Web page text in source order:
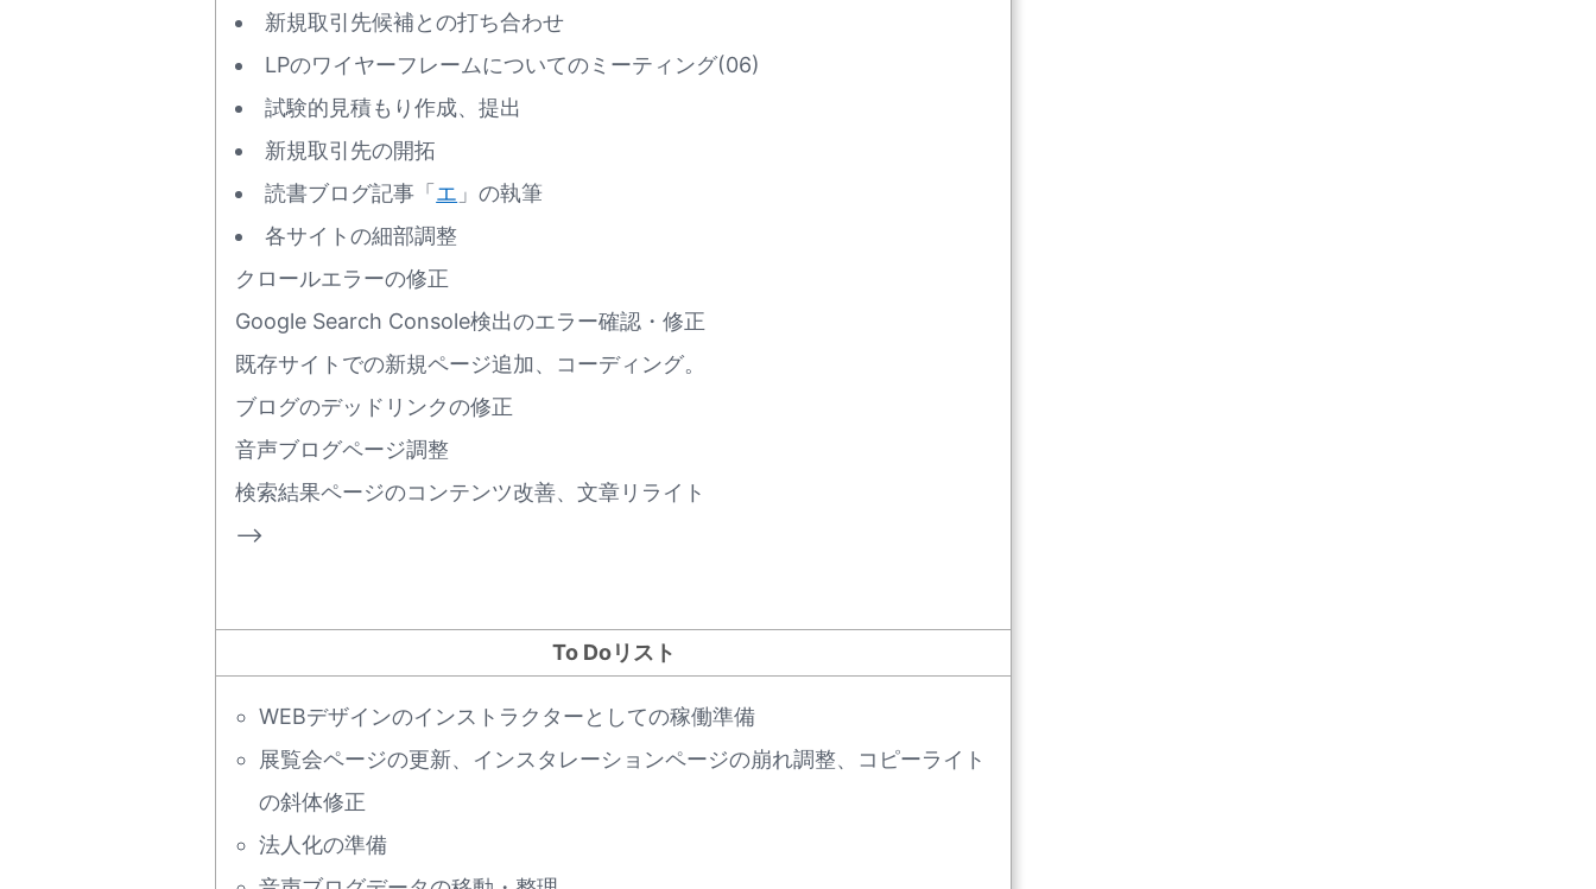
新規取引先候補との打ち合わせ
LPのワイヤーフレームについてのミーティング(06)
試験的見積もり作成、提出
新規取引先の開拓
読書ブログ記事「 エ 」の執筆
各サイトの細部調整
クロールエラーの修正
Google Search Console検出のエラー確認・修正
既存サイトでの新規ページ追加、コーディング。
ブログのデッドリンクの修正
音声ブログページ調整
検索結果ページのコンテンツ改善、文章リライト
–>
To Doリスト
WEBデザインのインストラクターとしての稼働準備
展覧会ページの更新、インスタレーションページの崩れ調整、コピーライト
の斜体修正
法人化の準備